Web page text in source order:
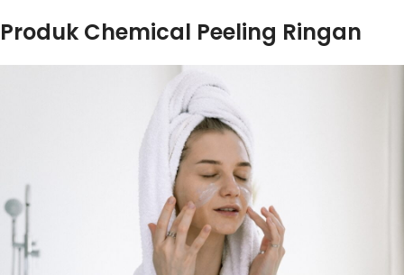
Produk Chemical Peeling Ringan